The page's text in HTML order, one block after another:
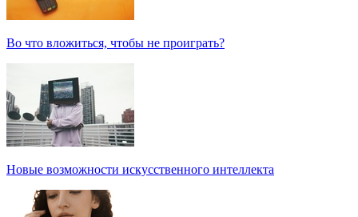
Во что вложиться, чтобы не проиграть?
Новые возможности искусственного интеллекта